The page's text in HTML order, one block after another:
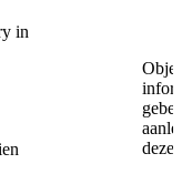
in
deze